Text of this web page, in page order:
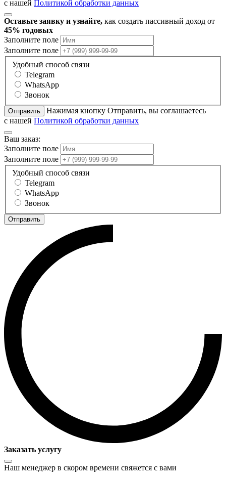
с нашей Политикой обработки данных
Оставьте заявку и узнайте, как создать пассивный доход от
45% годовых
Заполните поле
Заполните поле
Удобный способ связи
Telegram
WhatsApp
Звонок
Отправить
Нажимая кнопку Отправить, вы соглашаетесь
с нашей Политикой обработки данных
Ваш заказ:
Заполните поле
Заполните поле
Удобный способ связи
Telegram
WhatsApp
Звонок
Отправить
Заказать услугу
Наш менеджер в скором времени свяжется с вами